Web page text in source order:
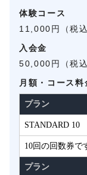
体験コース
11,000円（税
入会金
50,000円（税込
月額・コース料
プラン
STANDARD 10
10回の回数券で
プラン